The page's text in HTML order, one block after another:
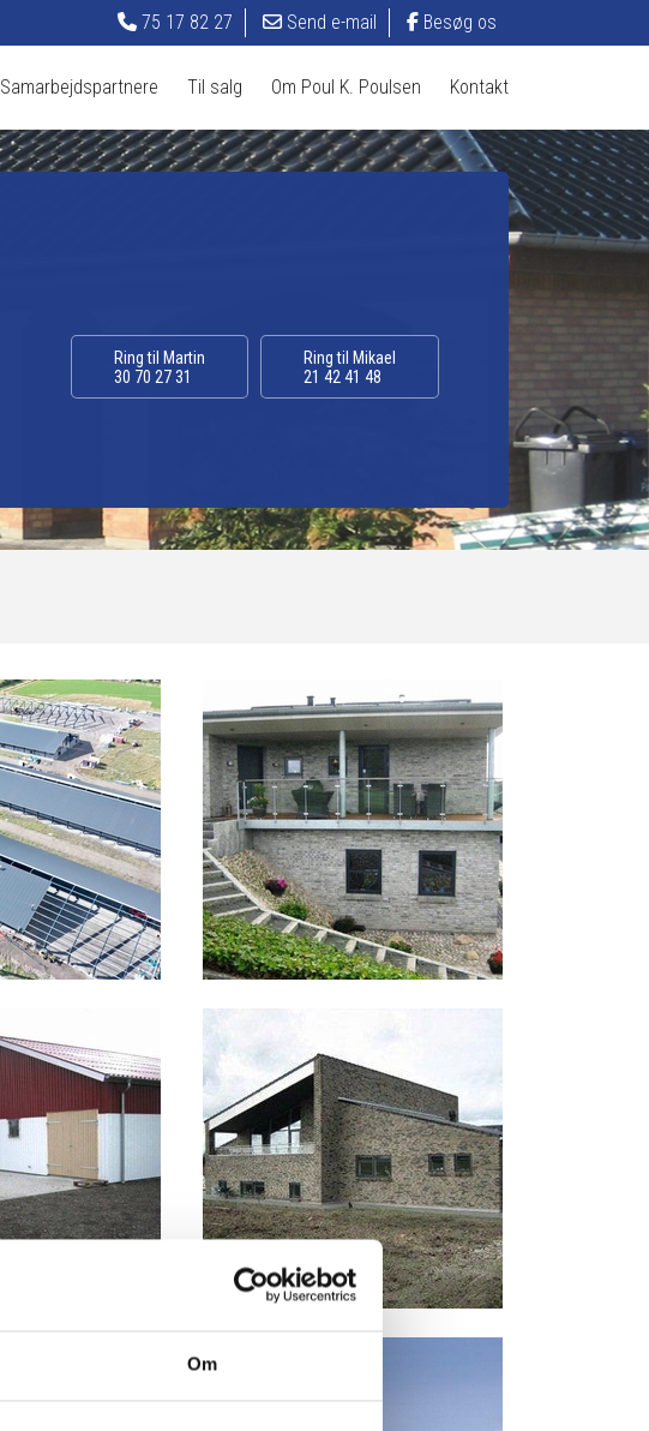
Om
75 17 82 27 Send e-mail Besøg os
Samarbejdspartnere​ Til salg​ Om Poul K. Poulsen Kontakt
Ring til Martin
30 70 27 31
Ring til Mikael
21 42 41 48